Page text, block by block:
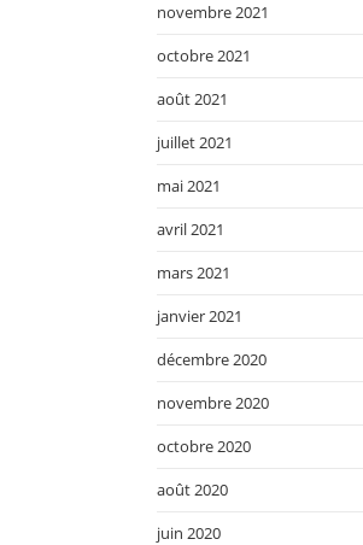
novembre 2021
octobre 2021
août 2021
juillet 2021
mai 2021
avril 2021
mars 2021
janvier 2021
décembre 2020
novembre 2020
octobre 2020
août 2020
juin 2020